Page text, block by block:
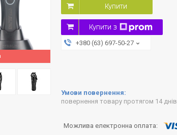
Купити
Купити з
+380 (63) 697-50-27
повернення товару протягом 14 днів